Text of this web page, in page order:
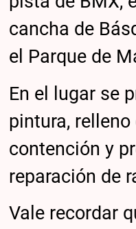
cancha de
el Parque de
En el lugar se
pintura,
contención y
reparación de
Vale recordar